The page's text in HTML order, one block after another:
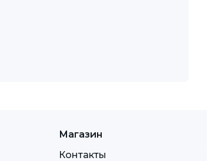
Магазин
Контакты